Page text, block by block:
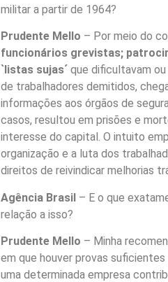
militar a partir de 1964?
Prudente Mello – Por meio do
funcionários grevistas;
`listas sujas´ que dificultavam
de trabalhadores demitidos,
informações aos órgãos de
casos, resultou em prisões e
interesse do capital. O intuito
organização e a luta dos
direitos de reivindicar melhorias
Agência Brasil – E o que
relação a isso?
Prudente Mello – Minha
em que houver provas
uma determinada empresa